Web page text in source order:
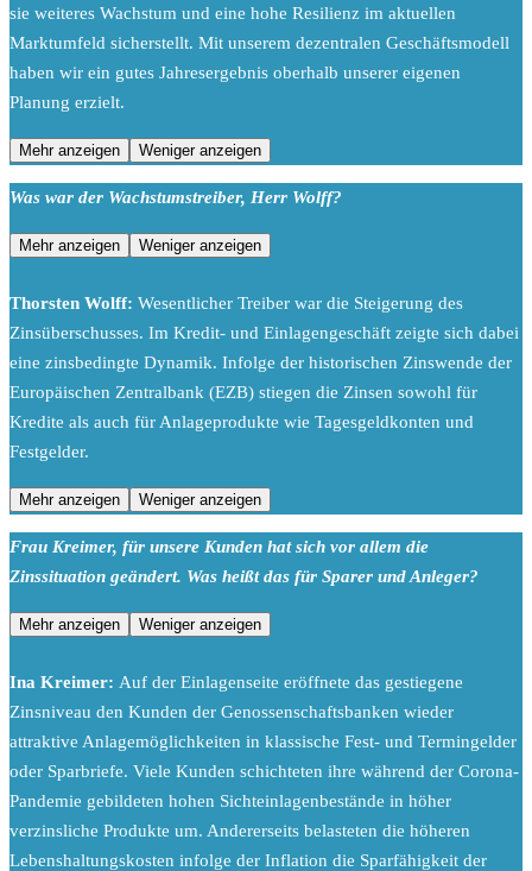
sie weiteres Wachstum und eine hohe Resilienz im aktuellen
Marktumfeld sicherstellt. Mit unserem dezentralen Geschäftsmodell
haben wir ein gutes Jahresergebnis oberhalb unserer eigenen
Planung erzielt.
Mehr anzeigen Weniger anzeigen
Was war der Wachstumstreiber, Herr Wolff?
Mehr anzeigen Weniger anzeigen
Thorsten Wolff: Wesentlicher Treiber war die Steigerung des
Zinsüberschusses. Im Kredit- und Einlagengeschäft zeigte sich dabei
eine zinsbedingte Dynamik. Infolge der historischen Zinswende der
Europäischen Zentralbank (EZB) stiegen die Zinsen sowohl für
Kredite als auch für Anlageprodukte wie Tagesgeldkonten und
Festgelder.
Mehr anzeigen Weniger anzeigen
Frau Kreimer, für unsere Kunden hat sich vor allem die
Zinssituation geändert. Was heißt das für Sparer und Anleger?
Mehr anzeigen Weniger anzeigen
Ina Kreimer: Auf der Einlagenseite eröffnete das gestiegene
Zinsniveau den Kunden der Genossenschaftsbanken wieder
attraktive Anlagemöglichkeiten in klassische Fest- und Termingelder
oder Sparbriefe. Viele Kunden schichteten ihre während der Corona-
Pandemie gebildeten hohen Sichteinlagenbestände in höher
verzinsliche Produkte um. Andererseits belasteten die höheren
Lebenshaltungskosten infolge der Inflation die Sparfähigkeit der